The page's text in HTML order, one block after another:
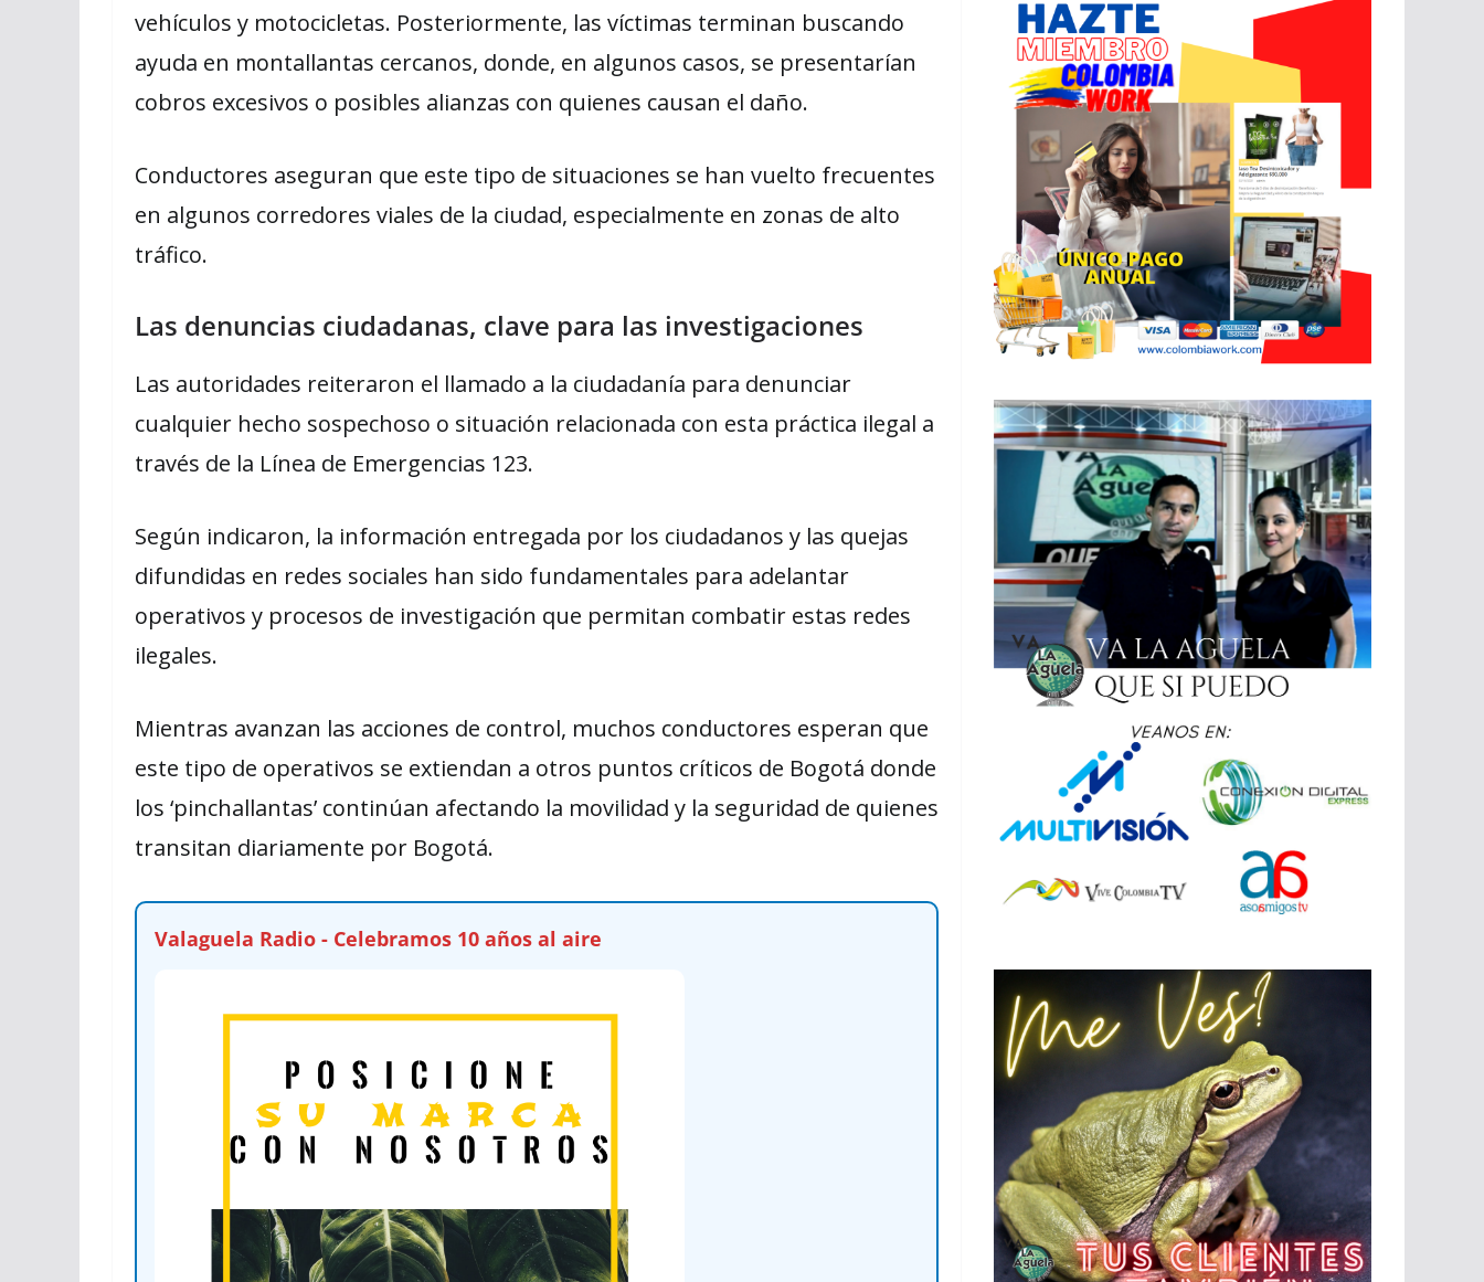
vehículos y motocicletas. Posteriormente, las víctimas terminan buscando
ayuda en montallantas cercanos, donde, en algunos casos, se presentarían
cobros excesivos o posibles alianzas con quienes causan el daño.
Conductores aseguran que este tipo de situaciones se han vuelto frecuentes
en algunos corredores viales de la ciudad, especialmente en zonas de alto
tráfico.
Las denuncias ciudadanas, clave para las investigaciones
Las autoridades reiteraron el llamado a la ciudadanía para denunciar
cualquier hecho sospechoso o situación relacionada con esta práctica ilegal a
través de la Línea de Emergencias 123.
Según indicaron, la información entregada por los ciudadanos y las quejas
difundidas en redes sociales han sido fundamentales para adelantar
operativos y procesos de investigación que permitan combatir estas redes
ilegales.
Mientras avanzan las acciones de control, muchos conductores esperan que
este tipo de operativos se extiendan a otros puntos críticos de Bogotá donde
los ‘pinchallantas’ continúan afectando la movilidad y la seguridad de quienes
transitan diariamente por Bogotá.
Valaguela Radio - Celebramos 10 años al aire